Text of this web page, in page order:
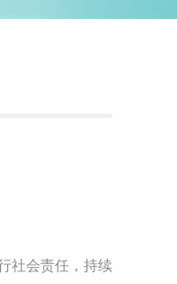
社会责任，持续